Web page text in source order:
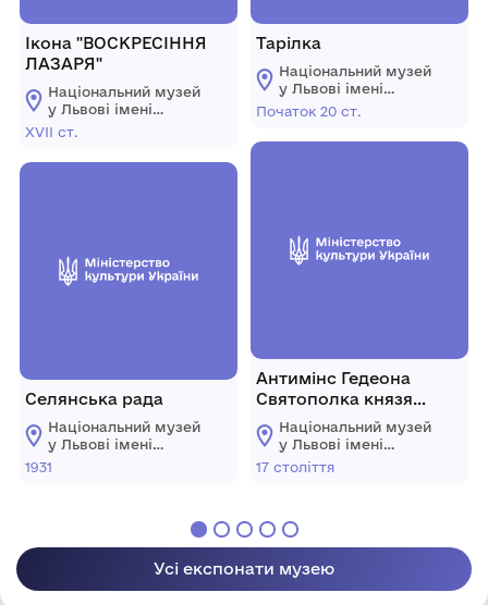
Ікона "ВОСКРЕСІННЯ
ЛАЗАРЯ"
Національний музей
у Львові імені
Андрея
ХVІІ ст.
Селянська рада
Національний музей
у Львові імені
Андрея
1931
Тарілка
Національний музей
у Львові імені
Андрея
Початок 20 ст.
Антимінс Гедеона
Святополка князя
Четвертинського
"Покладення до гробу"
Національний музей
у Львові імені
Андрея
17 століття
Усі експонати музею